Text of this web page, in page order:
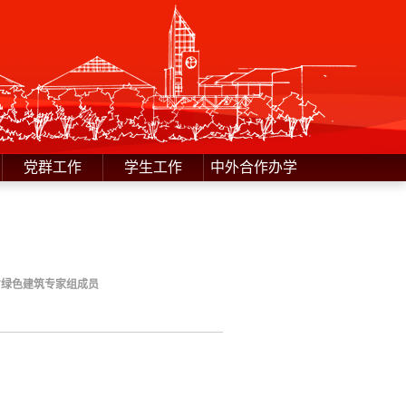
党群工作 学生工作 中外合作办学
色建筑专家组成员